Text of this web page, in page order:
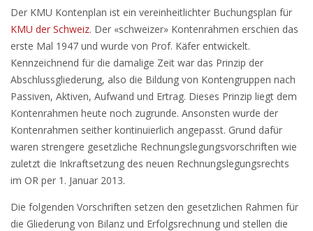
Der KMU Kontenplan ist ein vereinheitlichter Buchungsplan für
KMU der Schweiz. Der «schweizer» Kontenrahmen erschien das
erste Mal 1947 und wurde von Prof. Käfer entwickelt.
Kennzeichnend für die damalige Zeit war das Prinzip der
Abschlussgliederung, also die Bildung von Kontengruppen nach
Passiven, Aktiven, Aufwand und Ertrag. Dieses Prinzip liegt dem
Kontenrahmen heute noch zugrunde. Ansonsten wurde der
Kontenrahmen seither kontinuierlich angepasst. Grund dafür
waren strengere gesetzliche Rechnungslegungsvorschriften wie
zuletzt die Inkraftsetzung des neuen Rechnungslegungsrechts
im OR per 1. Januar 2013.
Die folgenden Vorschriften setzen den gesetzlichen Rahmen für
die Gliederung von Bilanz und Erfolgsrechnung und stellen die